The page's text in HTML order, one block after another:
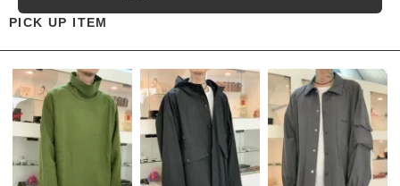
PICK UP ITEM